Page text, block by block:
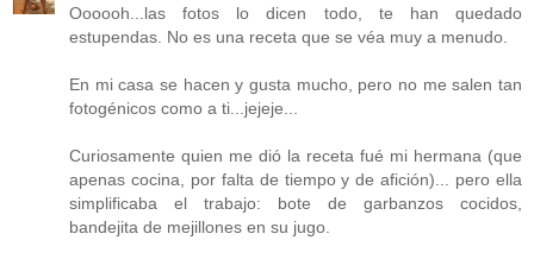
Oooooh...las fotos lo dicen todo, te han quedado
estupendas. No es una receta que se véa muy a menudo.
En mi casa se hacen y gusta mucho, pero no me salen tan
fotogénicos como a ti...jejeje...
Curiosamente quien me dió la receta fué mi hermana (que
apenas cocina, por falta de tiempo y de afición)... pero ella
simplificaba el trabajo: bote de garbanzos cocidos,
bandejita de mejillones en su jugo.